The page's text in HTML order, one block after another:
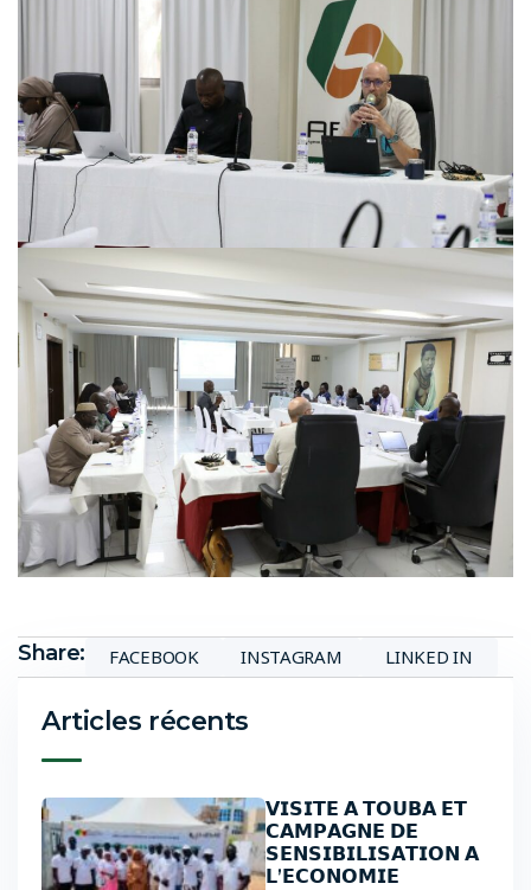
Share: FACEBOOK INSTAGRAM LINKED IN
Articles récents
𝗩𝗜𝗦𝗜𝗧𝗘 𝗔 𝗧𝗢𝗨𝗕𝗔 𝗘𝗧
𝗖𝗔𝗠𝗣𝗔𝗚𝗡𝗘 𝗗𝗘
𝗦𝗘𝗡𝗦𝗜𝗕𝗜𝗟𝗜𝗦𝗔𝗧𝗜𝗢𝗡 𝗔
𝗟’𝗘𝗖𝗢𝗡𝗢𝗠𝗜𝗘